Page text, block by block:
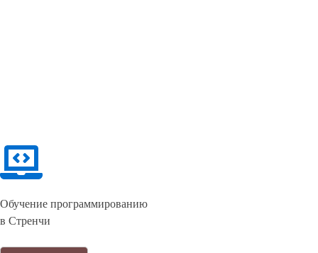
Обучение программированию
в Стренчи